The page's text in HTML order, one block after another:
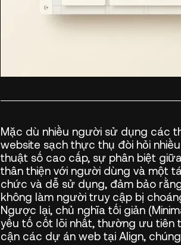
Mặc dù nhiều người sử dụng các
website sạch thực thụ đòi hỏi
thuật số cao cấp, sự phân biệt
thân thiện với người dùng và một
chức và dễ sử dụng, đảm bảo
không làm người truy cập bị
Ngược lại, chủ nghĩa tối giản
yếu tố cốt lõi nhất, thường ưu tiên
cận các dự án web tại Align,